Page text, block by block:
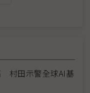
村田示警全球AI基